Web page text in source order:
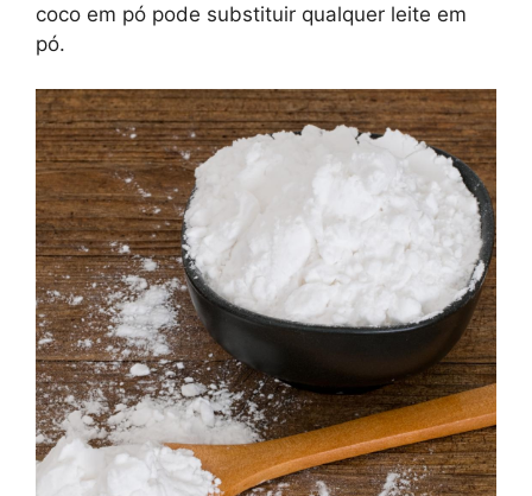
coco em pó pode substituir qualquer leite em
pó.